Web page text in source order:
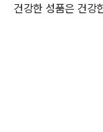
건강한 성품은 건강